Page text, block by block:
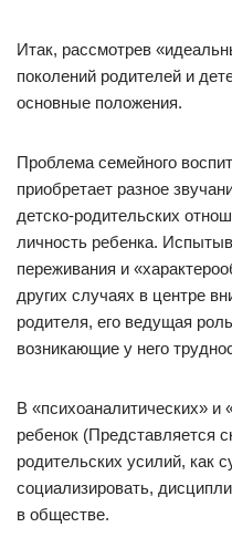
Итак, рассмотрев
поколений родителей и
основные положения.
Проблема семейного
приобретает разное
детско-родительских
личность ребенка.
переживания и
других случаях в центре
родителя, его ведущая
возникающие у него
В «психоаналитических» и
ребенок (Представляется
родительских усилий, как
социализировать,
в обществе.